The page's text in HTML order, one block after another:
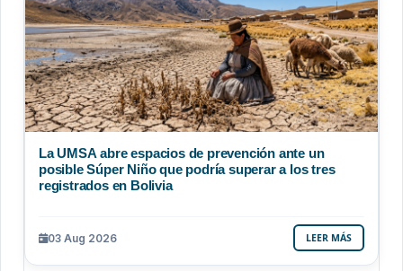
La UMSA abre espacios de prevención ante un
posible Súper Niño que podría superar a los tres
registrados en Bolivia
03 Aug 2026 LEER MÁS